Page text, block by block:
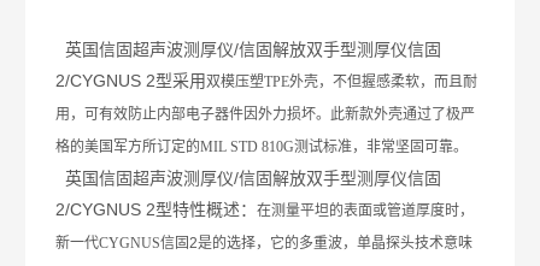
英国信固超声波测厚仪/信固解放双手型测厚仪信固
2/CYGNUS 2型采用双模压塑TPE外壳，不但握感柔软，而且耐
用，可有效防止内部电子器件因外力损坏。此新款外壳通过了极严
格的美国军方所订定的MIL STD 810G测试标准，非常坚固可靠。
英国信固超声波测厚仪/信固解放双手型测厚仪信固
2/CYGNUS 2型特性概述：在测量平坦的表面或管道厚度时，
新一代CYGNUS信固2是的选择，它的多重波，单晶探头技术意味